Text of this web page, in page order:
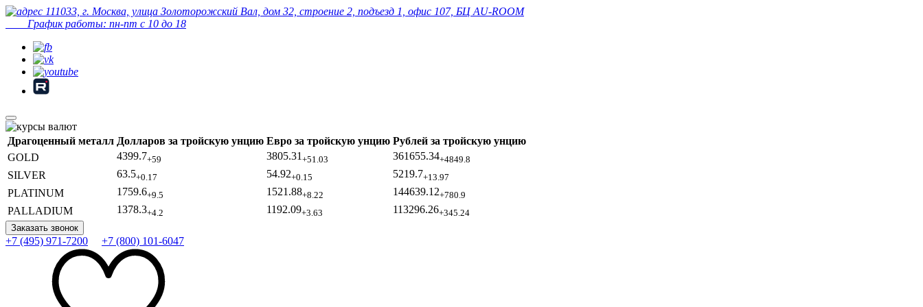
111033, г. Москва, улица Золоторожский Вал, дом 32, строение 2, подъезд 1, офис 107, БЦ AU-ROOM
График работы: пн-пт с 10 до 18
Драгоценный металл Долларов за тройскую унцию Евро за тройскую унцию Рублей за тройскую унцию
GOLD
4399.7+59 3805.31 +51.03 361655.34+4849.8
SILVER 63.5+0.17 54.92+0.15 5219.7+13.97
PLATINUM 1759.6+9.5 1521.88+8.22 144639.12+780.9
PALLADIUM 1378.3+4.2 1192.09+3.63 113296.26+345.24
Заказать звонок
+7 (495) 971-7200 +7 (800) 101-6047